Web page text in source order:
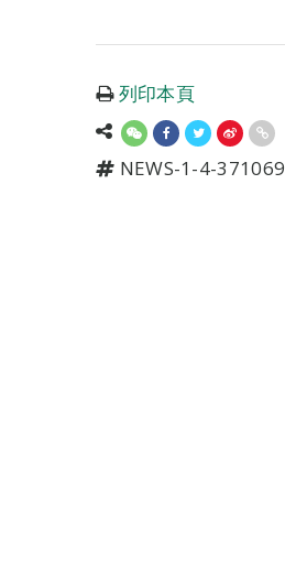
列印本頁
NEWS-1-4-371069